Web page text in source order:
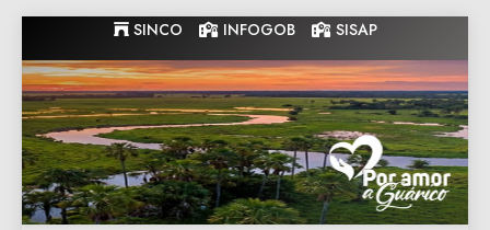
to
content
SINCO INFOGOB SISAP
Gobernacion
de Guarico
Gobernacion de Guarico